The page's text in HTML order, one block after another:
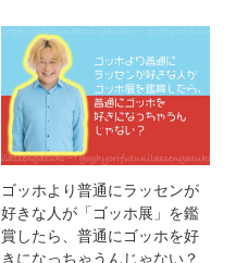
ゴッホより普通にラッセンが
好きな人が「ゴッホ展」を鑑
賞したら、普通にゴッホを好
きになっちゃうんじゃない？